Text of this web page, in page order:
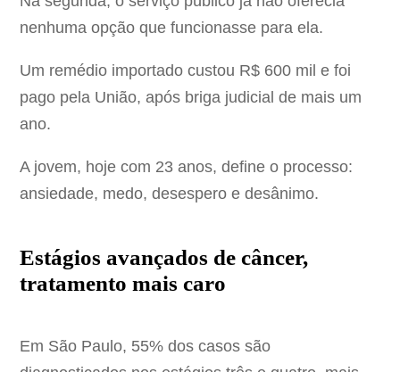
nenhuma opção que funcionasse para ela.
Um remédio importado custou R$ 600 mil e foi
pago pela União, após briga judicial de mais um
ano.
A jovem, hoje com 23 anos, define o processo:
ansiedade, medo, desespero e desânimo.
Estágios avançados de câncer,
tratamento mais caro
Em São Paulo, 55% dos casos são